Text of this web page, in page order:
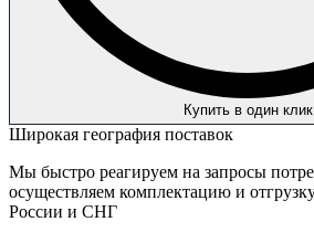
Купить в один клик
Широкая география поставок
Мы быстро реагируем на запросы
осуществляем комплектацию и
России и СНГ